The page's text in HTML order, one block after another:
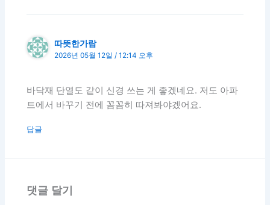
따뜻한가람
2026년 05월 12일 / 12:14 오후
바닥재 단열도 같이 신경 쓰는 게 좋겠네요. 저도 아파
트에서 바꾸기 전에 꼼꼼히 따져봐야겠어요.
답글
댓글 달기